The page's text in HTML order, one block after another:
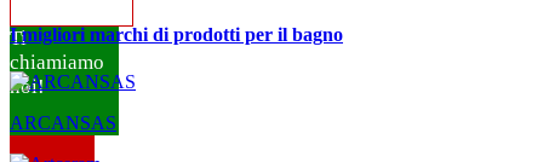
Ti
chiamiamo
noi!
I migliori marchi di prodotti per il bagno
ARCANSAS